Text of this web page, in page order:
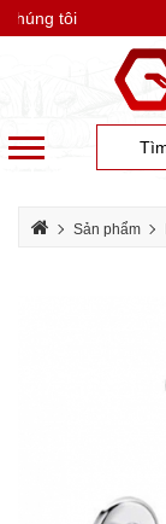
tôi
Sản phẩm